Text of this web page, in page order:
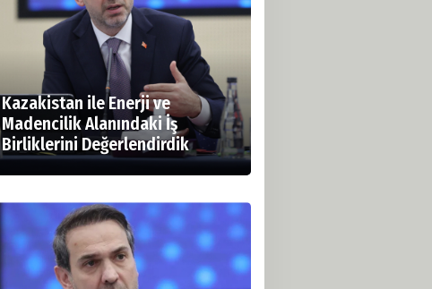
Kazakistan ile Enerji ve
Madencilik Alanındaki İş
Birliklerini Değerlendirdik